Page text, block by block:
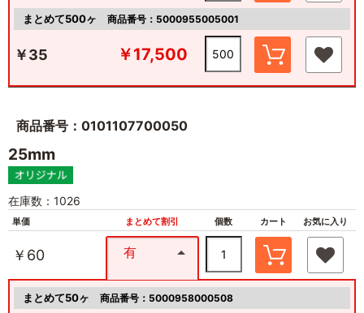
まとめて500ヶ 商品番号：5000955005001
￥35 ￥17,500
商品番号：0101107700050
25mm
在庫数：1026
単価 まとめて割引 個数 カート お気に入り
￥60 有
まとめて50ヶ 商品番号：5000958000508